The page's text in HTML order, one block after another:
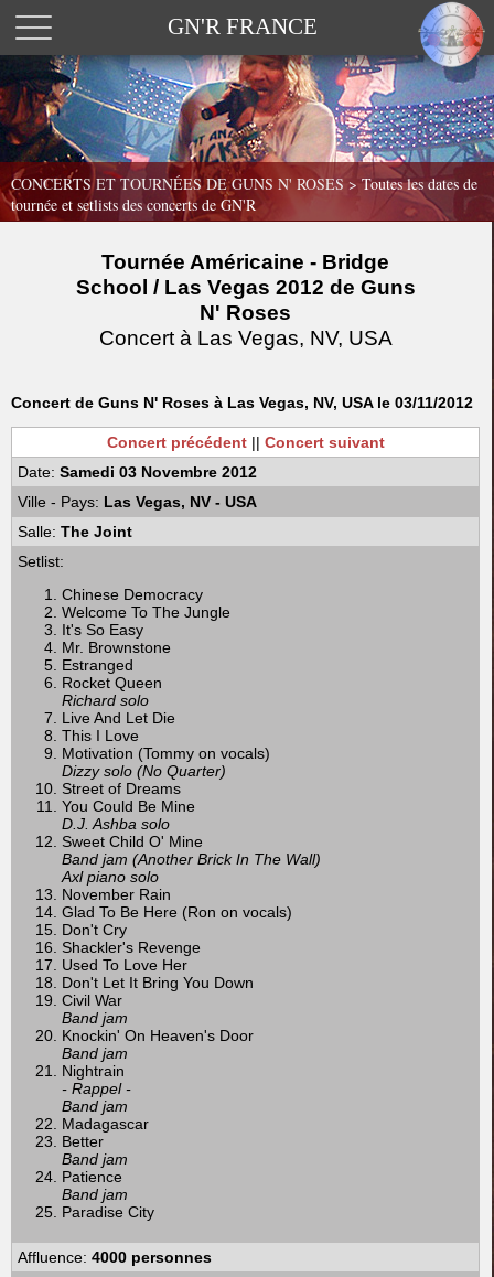
GN'R FRANCE
CONCERTS ET TOURNÉES DE GUNS N' ROSES > Toutes les dates de
tournée et setlists des concerts de GN'R
Tournée Américaine - Bridge
School / Las Vegas 2012 de Guns
N' Roses
Concert à Las Vegas, NV, USA
Concert de Guns N' Roses à Las Vegas, NV, USA le 03/11/2012
Concert précédent|| Concert suivant
Date:Samedi 03 Novembre 2012
Ville - Pays: Las Vegas, NV - USA
Salle:The Joint
Setlist:
Chinese Democracy
Welcome To The Jungle
It's So Easy
Mr. Brownstone
Estranged
Rocket Queen
Richard solo
Live And Let Die
This I Love
Motivation (Tommy on vocals)
Dizzy solo (No Quarter)
Street of Dreams
You Could Be Mine
D.J. Ashba solo
Sweet Child O' Mine
Band jam (Another Brick In The Wall)
Axl piano solo
November Rain
Glad To Be Here (Ron on vocals)
Don't Cry
Shackler's Revenge
Used To Love Her
Don't Let It Bring You Down
Civil War
Band jam
Knockin' On Heaven's Door
Band jam
Nightrain
- Rappel -
Band jam
Madagascar
Better
Band jam
Patience
Band jam
Paradise City
Affluence:4000 personnes